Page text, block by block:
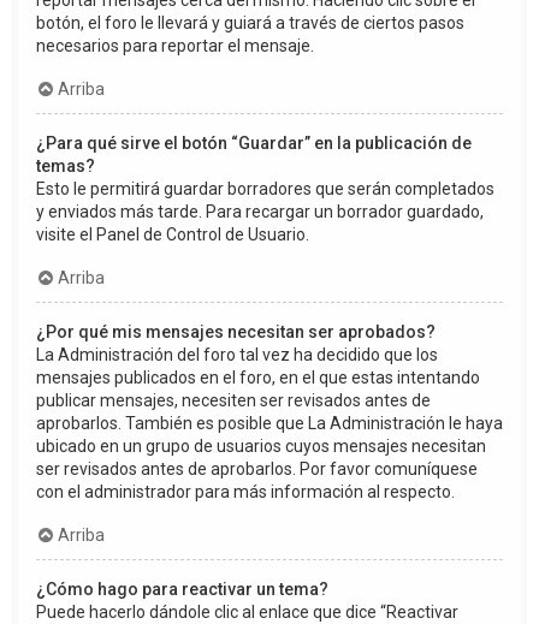
botón, el foro le llevará y guiará a través de ciertos pasos
necesarios para reportar el mensaje.
Arriba
¿Para qué sirve el botón “Guardar” en la publicación de
temas?
Esto le permitirá guardar borradores que serán completados
y enviados más tarde. Para recargar un borrador guardado,
visite el Panel de Control de Usuario.
Arriba
¿Por qué mis mensajes necesitan ser aprobados?
La Administración del foro tal vez ha decidido que los
mensajes publicados en el foro, en el que estas intentando
publicar mensajes, necesiten ser revisados antes de
aprobarlos. También es posible que La Administración le haya
ubicado en un grupo de usuarios cuyos mensajes necesitan
ser revisados antes de aprobarlos. Por favor comuníquese
con el administrador para más información al respecto.
Arriba
¿Cómo hago para reactivar un tema?
Puede hacerlo dándole clic al enlace que dice “Reactivar